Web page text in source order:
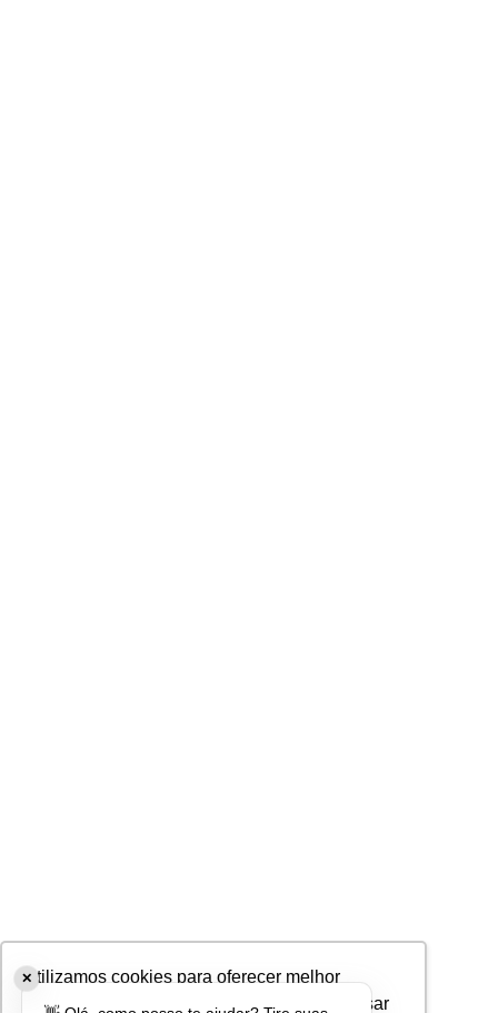
Utilizamos cookies para oferecer melhor
experiência, melhorar o desempenho, analisar
✕